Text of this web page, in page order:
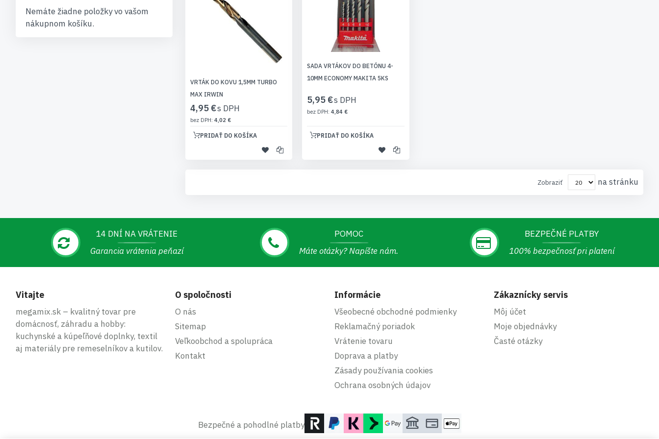
VRTÁK DO KOVU 1,5MM TURBO
MAX IRWIN
4,95 €
4,02 €
PRIDAŤ DO KOŠÍKA
SADA VRTÁKOV DO BETÓNU 4-
10MM ECONOMY MAKITA 5KS
5,95 €
4,84 €
PRIDAŤ DO KOŠÍKA
Zobraziť na stránku
Nemáte žiadne položky vo vašom
nákupnom košíku.
14 DNÍ NA VRÁTENIE
Garancia vrátenia peňazí
POMOC
Máte otázky? Napíšte nám.
BEZPEČNÉ PLATBY
100% bezpečnosť pri platení
Vitajte
megamix.sk – kvalitný tovar pre
domácnosť, záhradu a hobby:
kuchynské a kúpeľňové doplnky, textil
aj materiály pre remeselníkov a kutilov.
O spoločnosti
O nás
Sitemap
Veľkoobchod a spolupráca
Kontakt
Informácie
Všeobecné obchodné podmienky
Reklamačný poriadok
Vrátenie tovaru
Doprava a platby
Zásady používania cookies
Ochrana osobných údajov
Zákaznícky servis
Môj účet
Moje objednávky
Časté otázky
Bezpečné a pohodlné platby